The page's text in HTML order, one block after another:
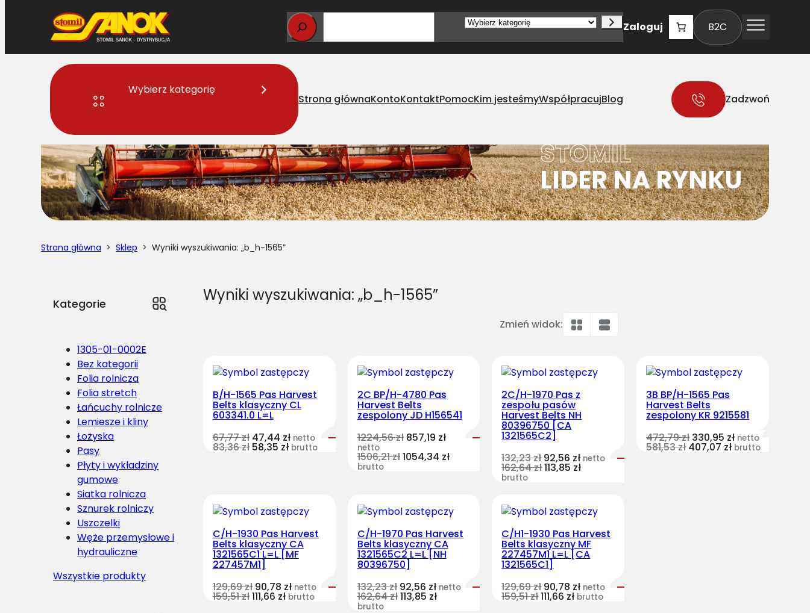
Wybierz
Zaloguj B2C
Wybierz kategorię
Strona głównaKontoKontaktPomocKim jesteśmyWspółpracujBlog Zadzwoń
STOMIL
LIDER NA RYNKU
Strona główna > Sklep > Wyniki wyszukiwania: „b_h-1565”
Kategorie
1305-01-0002E
Bez kategorii
Folia rolnicza
Folia stretch
Łańcuchy rolnicze
Lemiesze i kliny
Łożyska
Pasy
Płyty i wykładziny
gumowe
Siatka rolnicza
Sznurek rolniczy
Uszczelki
Węże przemysłowe i
hydrauliczne
Wszystkie produkty
Wyniki wyszukiwania: „b_h-1565”
Zmień widok:
B/H-1565 Pas Harvest
Belts klasyczny CL
603341.0 L=L
67,77zł 47,44 zł netto
83,36zł 58,35 zł brutto
2C BP/H-4780 Pas
Harvest Belts
zespolony JD H156541
1224,56zł 857,19 zł
netto
1506,21zł1054,34 zł
brutto
2C/H-1970 Pas z
zespołu pasów
Harvest Belts NH
80396750 [CA
1321565C2]
132,23zł 92,56 zł netto
162,64zł113,85 zł
brutto
3B BP/H-1565 Pas
Harvest Belts
zespolony KR 9215581
472,79zł 330,95 zł netto
581,53zł 407,07 zł brutto
C/H-1930 Pas Harvest
Belts klasyczny CA
1321565C1 L=L [MF
227457M1]
129,69zł 90,78 zł netto
159,51zł111,66 zł brutto
C/H-1970 Pas Harvest
Belts klasyczny CA
1321565C2 L=L [NH
80396750]
132,23zł 92,56 zł netto
162,64zł113,85 zł
brutto
C/H1-1930 Pas Harvest
Belts klasyczny MF
227457M1 L=L [CA
1321565C1]
129,69zł 90,78 zł netto
159,51zł111,66 zł brutto